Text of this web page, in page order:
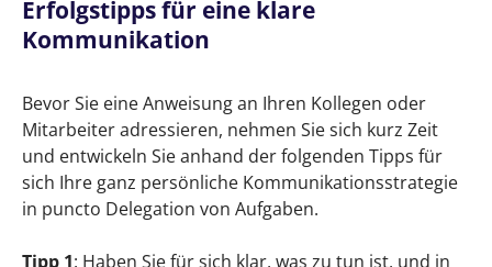
Erfolgstipps für eine klare
Kommunikation
Bevor Sie eine Anweisung an Ihren Kollegen oder
Mitarbeiter adressieren, nehmen Sie sich kurz Zeit
und entwickeln Sie anhand der folgenden Tipps für
sich Ihre ganz persönliche Kommunikationsstrategie
in puncto Delegation von Aufgaben.
Tipp 1: Haben Sie für sich klar, was zu tun ist, und in